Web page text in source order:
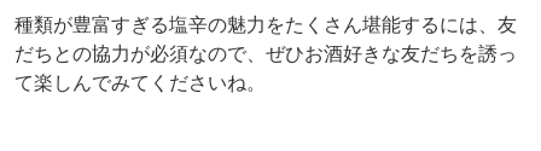
種類が豊富すぎる塩辛の魅力をたくさん堪能するには、友
だちとの協力が必須なので、ぜひお酒好きな友だちを誘っ
て楽しんでみてくださいね。